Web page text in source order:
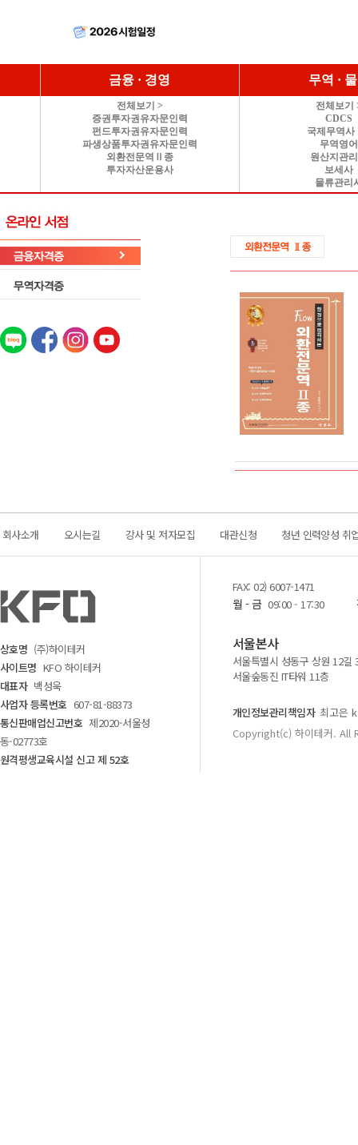
금융 · 경영
전체보기 >
증권투자권유자문인력
펀드투자권유자문인력
파생상품투자권유자문인력
외환전문역Ⅱ종
투자자산운용사
무역 ·
전체보기
CDCS
국제무역사
무역영어
원산지관
보세사
물류관리
회사소개 오시는길 강사 및 저자모집 대관신청 청년 인력양성 취
상호명 (주)하이테커
사이트명 KFO 하이테커
대표자 백성욱
사업자 등록번호 607-81-88373
통신판매업신고번호 제2020-서울성
동-02773호
원격평생교육시설 신고 제 52호
FAX: 02) 6007-1471
월 - 금 09:00 - 17:30
서울본사
서울특별시 성동구 상원 12길
서울숲동진 IT타워 11층
개인정보관리책임자 최고은
Copyright(c) 하이테커.